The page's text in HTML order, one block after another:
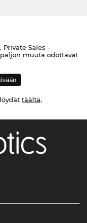
Sales -
muuta odottavat
täältä.